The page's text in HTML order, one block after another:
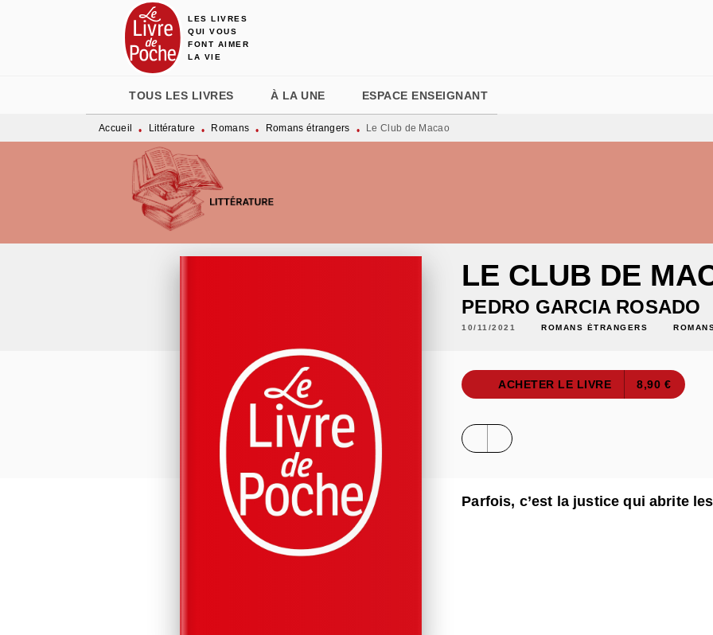
MENU RECHERCHE
LES LIVRES
QUI VOUS
FONT AIMER
LA VIE
TOUS LES LIVRES À LA UNE ESPACE ENSEIGNANT
Accueil • Littérature • Romans • Romans étrangers • Le Club de Macao
LE CLUB DE
PEDRO GARCIA ROSADO
10/11/2021 ROMANS ÉTRANGERS
ACHETER LE LIVRE 8,90 €
Parfois, c’est la justice qui abrite